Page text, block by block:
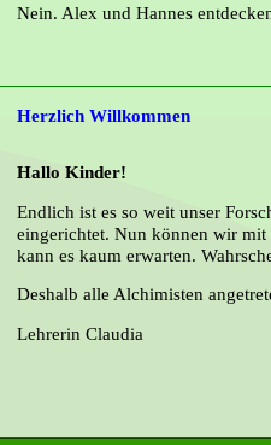
Nein. Alex und Hannes
Herzlich Willkommen
Hallo Kinder!
Endlich ist es so weit unser
eingerichtet. Nun können wir mit
kann es kaum erwarten.
Deshalb alle Alchimisten
Lehrerin Claudia